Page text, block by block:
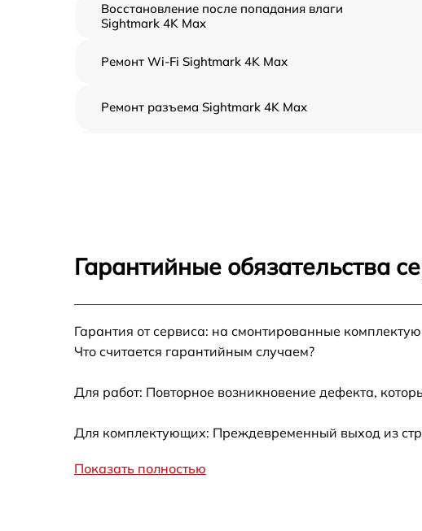
Восстановление после попадания влаги
Sightmark 4K Max
Ремонт Wi-Fi Sightmark 4K Max
Ремонт разъема Sightmark 4K Max
Замена процессора Sightmark 4K Max
Max
Ремонт контроллеров Sightmark 4K Max
Гарантийные обязательства
Гарантия от сервиса: на смонтированные
Что считается гарантийным случаем?
Для работ: Повторное возникновение дефекта,
Для комплектующих: Преждевременный выход из
Показать полностью